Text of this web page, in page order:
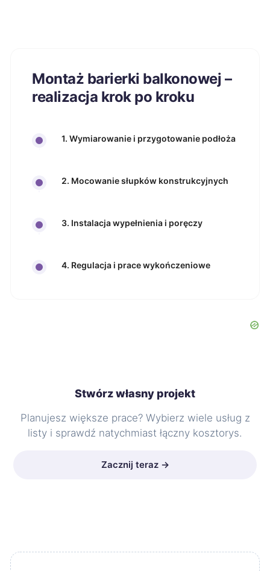
Montaż barierki balkonowej –
realizacja krok po kroku
1. Wymiarowanie i przygotowanie podłoża
2. Mocowanie słupków konstrukcyjnych
3. Instalacja wypełnienia i poręczy
4. Regulacja i prace wykończeniowe
Stwórz własny projekt
Planujesz większe prace? Wybierz wiele usług z
listy i sprawdź natychmiast łączny kosztorys.
Zacznij teraz →